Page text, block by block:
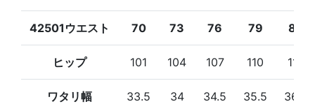
42501ウエスト 70 73 76 79 82
ヒップ 101 104 107 110 113
ワタリ幅 33.5 34 34.5 35.5 36.5